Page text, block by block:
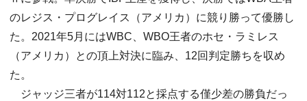
のレジス・プログレイス（アメリカ）に競り勝って優勝し
た。2021年5月にはWBC、WBO王者のホセ・ラミレス
（アメリカ）との頂上対決に臨み、12回判定勝ちを収め
た。
ジャッジ三者が114対112と採点する僅少差の勝負だっ